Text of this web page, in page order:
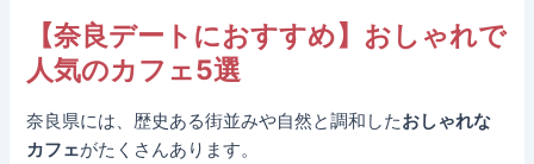
【奈良デートにおすすめ】おしゃれで
人気のカフェ5選
奈良県には、歴史ある街並みや自然と調和したおしゃれな
カフェがたくさんあります。